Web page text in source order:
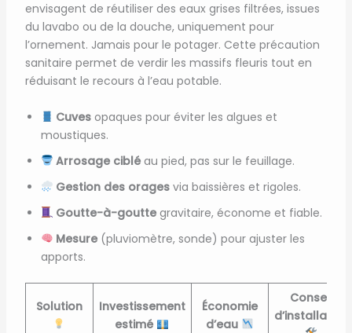
envisagent de réutiliser des eaux grises filtrées, issues
du lavabo ou de la douche, uniquement pour
l’ornement. Jamais pour le potager. Cette précaution
sanitaire permet de verdir les massifs fleuris tout en
réduisant le recours à l’eau potable.
Cuves opaques pour éviter les algues et
moustiques.
Arrosage ciblé au pied, pas sur le feuillage.
Gestion des orages via baissières et rigoles.
Goutte-à-goutte gravitaire, économe et fiable.
Mesure (pluviomètre, sonde) pour ajuster les
apports.
Solution
Investissement
estimé
Économie
d’eau
Conseil
d’installation